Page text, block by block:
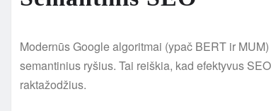
Modernūs Google algoritmai (ypač BERT ir
semantinius ryšius. Tai reiškia, kad efektyvus
raktažodžius.